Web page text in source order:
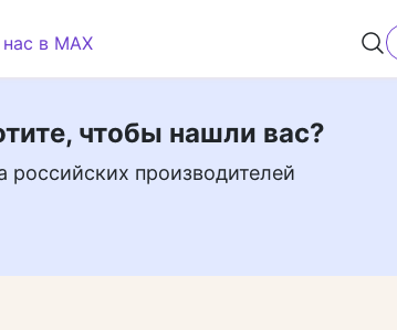
чтобы нашли вас?
производителей
в MAX